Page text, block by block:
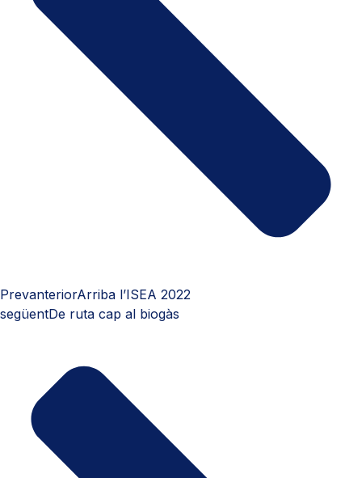
PrevanteriorArriba l’ISEA 2022
següentDe ruta cap al biogàs